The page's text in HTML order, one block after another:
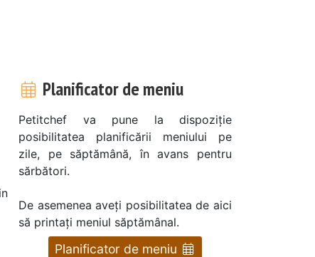
Planificator de meniu
Petitchef va pune la dispoziție
posibilitatea planificării meniului pe
zile, pe săptămână, în avans pentru
sărbători.
De asemenea aveți posibilitatea de aici
să printați meniul săptămânal.
Planificator de meniu